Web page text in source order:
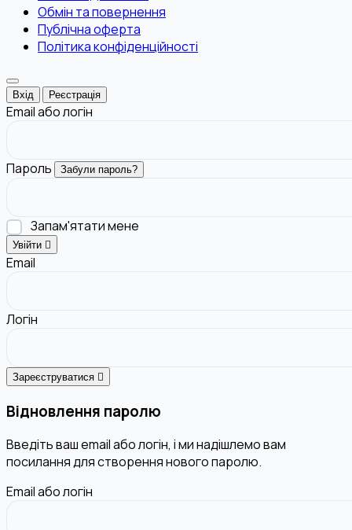
Обмін та повернення
Публічна оферта
Політика конфіденційності
Вхід Реєстрація
Email або логін
Пароль Забули пароль?
Запам'ятати мене
Увійти
Email
Логін
Зареєструватися
Відновлення паролю
Введіть ваш email або логін, і ми надішлемо вам
посилання для створення нового паролю.
Email або логін